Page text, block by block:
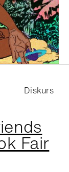
Fair
Diskurs